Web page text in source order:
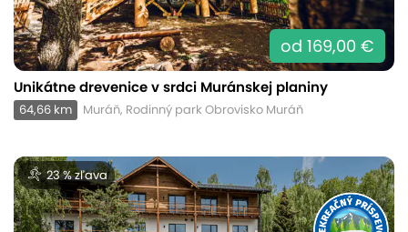
od 169,00 €
Unikátne drevenice v srdci Muránskej planiny
64,66 km Muráň, Rodinný park Obrovisko Muráň
23 % zľava